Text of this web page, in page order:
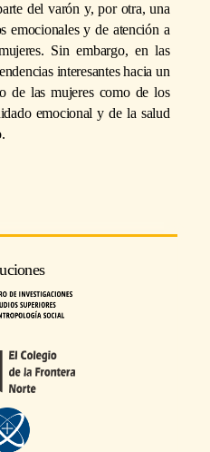
del varón y, por otra, una
emocionales y de atención a
Sin embargo, en las
interesantes hacia un
de las mujeres como de los
emocional y de la salud